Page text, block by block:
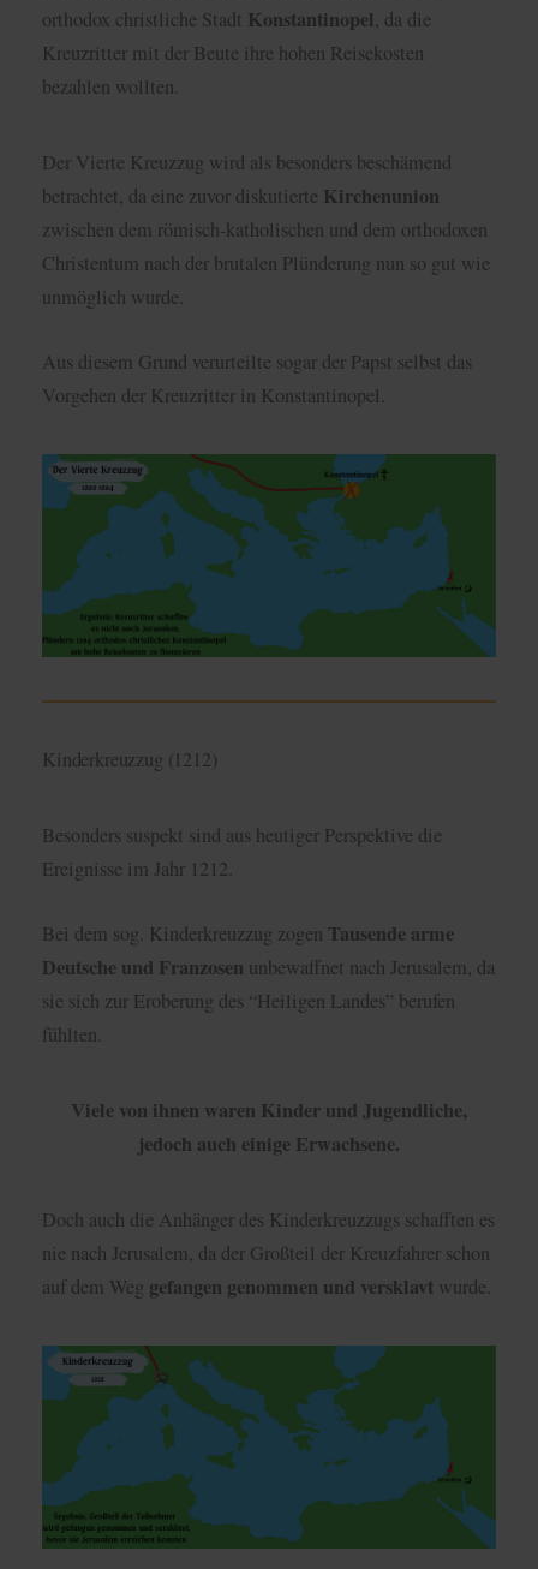
orthodox christliche Stadt Konstantinopel, da die
Kreuzritter mit der Beute ihre hohen Reisekosten
bezahlen wollten.
Der Vierte Kreuzzug wird als besonders beschämend
betrachtet, da eine zuvor diskutierte Kirchenunion
zwischen dem römisch-katholischen und dem orthodoxen
Christentum nach der brutalen Plünderung nun so gut wie
unmöglich wurde.
Aus diesem Grund verurteilte sogar der Papst selbst das
Vorgehen der Kreuzritter in Konstantinopel.
Kinderkreuzzug (1212)
Besonders suspekt sind aus heutiger Perspektive die
Ereignisse im Jahr 1212.
Bei dem sog. Kinderkreuzzug zogen Tausende arme
Deutsche und Franzosen unbewaffnet nach Jerusalem, da
sie sich zur Eroberung des “Heiligen Landes” berufen
fühlten.
Viele von ihnen waren Kinder und Jugendliche,
jedoch auch einige Erwachsene.
Doch auch die Anhänger des Kinderkreuzzugs schafften es
nie nach Jerusalem, da der Großteil der Kreuzfahrer schon
auf dem Weg gefangen genommen und versklavt wurde.